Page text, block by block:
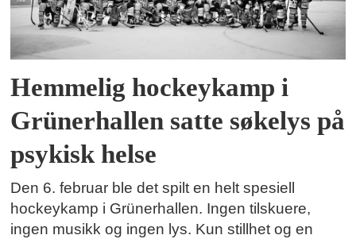
Hemmelig hockeykamp i
Grünerhallen satte søkelys på
psykisk helse
Den 6. februar ble det spilt en helt spesiell
hockeykamp i Grünerhallen. Ingen tilskuere,
ingen musikk og ingen lys. Kun stillhet og en